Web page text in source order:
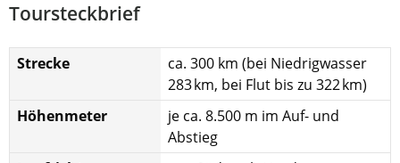
Toursteckbrief
Strecke
ca. 300 km (bei Niedrigwasser
283 km, bei Flut bis zu 322 km)
Höhenmeter
je ca. 8.500 m im Auf- und
Abstieg